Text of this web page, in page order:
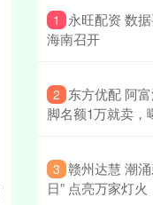
1
永旺配资 数
海南召开
2 东方优配 阿
脚名额1万就卖，
3 赣州达慧 潮
日” 点亮万家灯火